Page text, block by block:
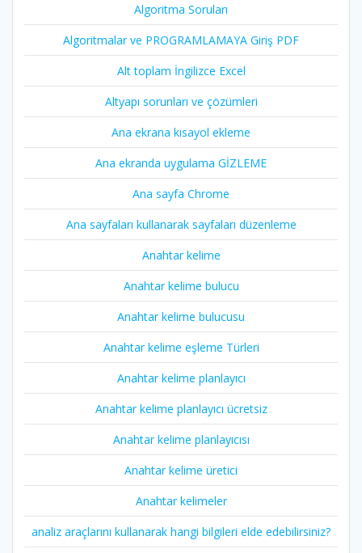
Algoritma Soruları
Algoritmalar ve PROGRAMLAMAYA Giriş PDF
Alt toplam İngilizce Excel
Altyapı sorunları ve çözümleri
Ana ekrana kısayol ekleme
Ana ekranda uygulama GİZLEME
Ana sayfa Chrome
Ana sayfaları kullanarak sayfaları düzenleme
Anahtar kelime
Anahtar kelime bulucu
Anahtar kelime bulucusu
Anahtar kelime eşleme Türleri
Anahtar kelime planlayıcı
Anahtar kelime planlayıcı ücretsiz
Anahtar kelime planlayıcısı
Anahtar kelime üretici
Anahtar kelimeler
analiz araçlarını kullanarak hangi bilgileri elde edebilirsiniz?